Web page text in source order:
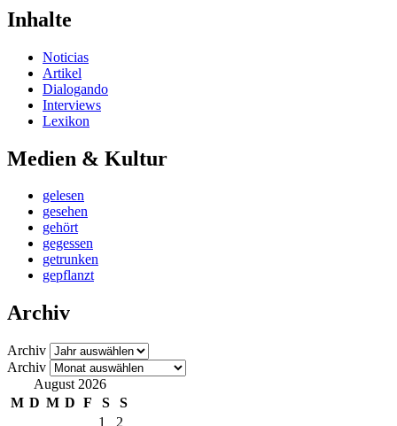
Inhalte
Noticias
Artikel
Dialogando
Interviews
Lexikon
Medien & Kultur
gelesen
gesehen
gehört
gegessen
getrunken
gepflanzt
Archiv
Archiv
Archiv
August 2026
M D M D F S
S
1
2